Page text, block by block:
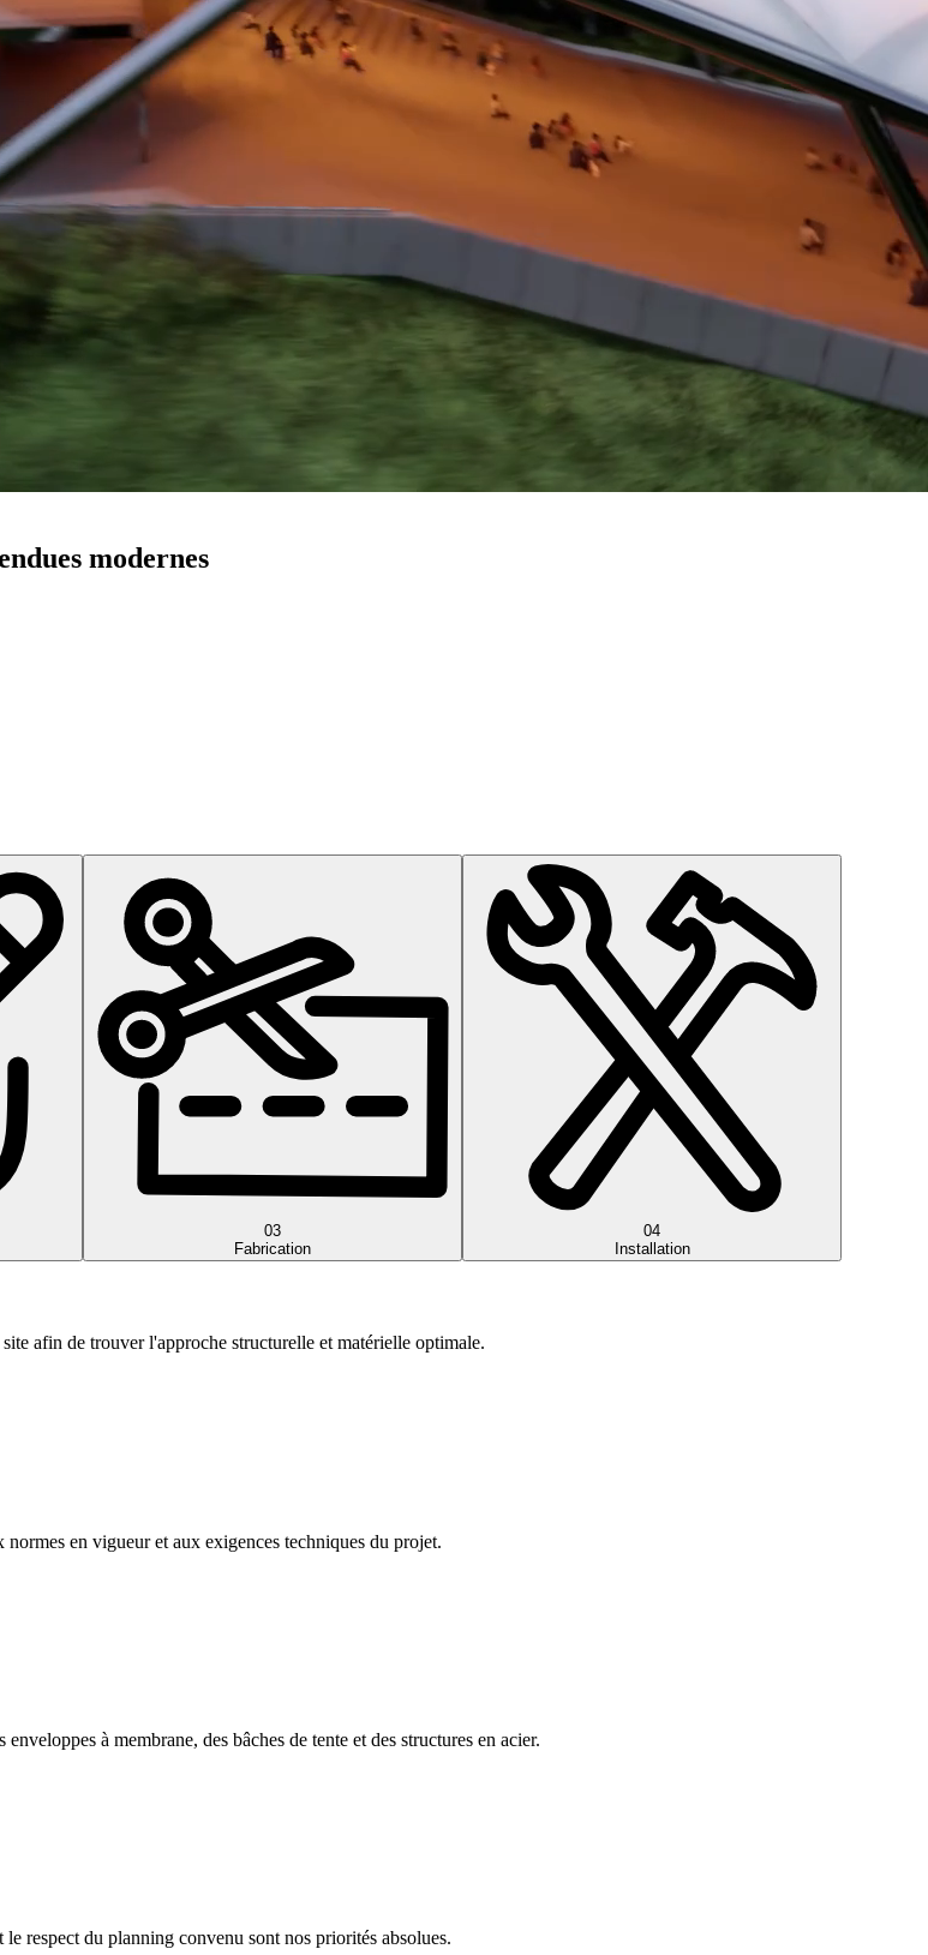
modernes
03
Fabrication
04
Installation
afin de trouver l'approche structurelle et matérielle optimale.
en vigueur et aux exigences techniques du projet.
à membrane, des bâches de tente et des structures en acier.
respect du planning convenu sont nos priorités absolues.